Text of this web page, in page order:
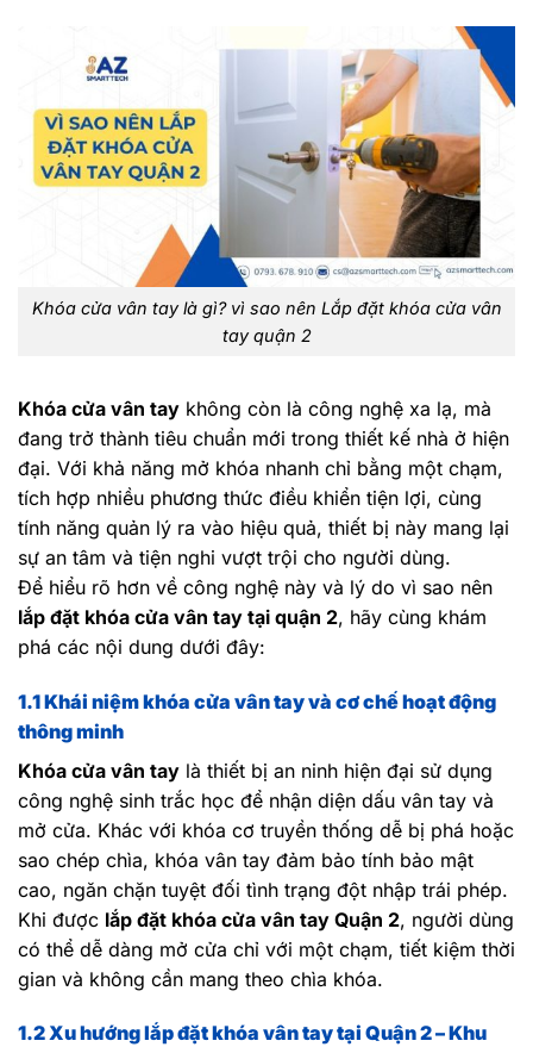
Khóa cửa vân tay là gì? vì sao nên Lắp đặt khóa cửa vân
tay quận 2
Khóa cửa vân tay không còn là công nghệ xa lạ, mà
đang trở thành tiêu chuẩn mới trong thiết kế nhà ở hiện
đại. Với khả năng mở khóa nhanh chỉ bằng một chạm,
tích hợp nhiều phương thức điều khiển tiện lợi, cùng
tính năng quản lý ra vào hiệu quả, thiết bị này mang lại
sự an tâm và tiện nghi vượt trội cho người dùng.
Để hiểu rõ hơn về công nghệ này và lý do vì sao nên
lắp đặt khóa cửa vân tay tại quận 2, hãy cùng khám
phá các nội dung dưới đây:
1.1 Khái niệm khóa cửa vân tay và cơ chế hoạt động
thông minh
Khóa cửa vân tay là thiết bị an ninh hiện đại sử dụng
công nghệ sinh trắc học để nhận diện dấu vân tay và
mở cửa. Khác với khóa cơ truyền thống dễ bị phá hoặc
sao chép chìa, khóa vân tay đảm bảo tính bảo mật
cao, ngăn chặn tuyệt đối tình trạng đột nhập trái phép.
Khi được lắp đặt khóa cửa vân tay Quận 2, người dùng
có thể dễ dàng mở cửa chỉ với một chạm, tiết kiệm thời
gian và không cần mang theo chìa khóa.
1.2 Xu hướng lắp đặt khóa vân tay tại Quận 2 – Khu